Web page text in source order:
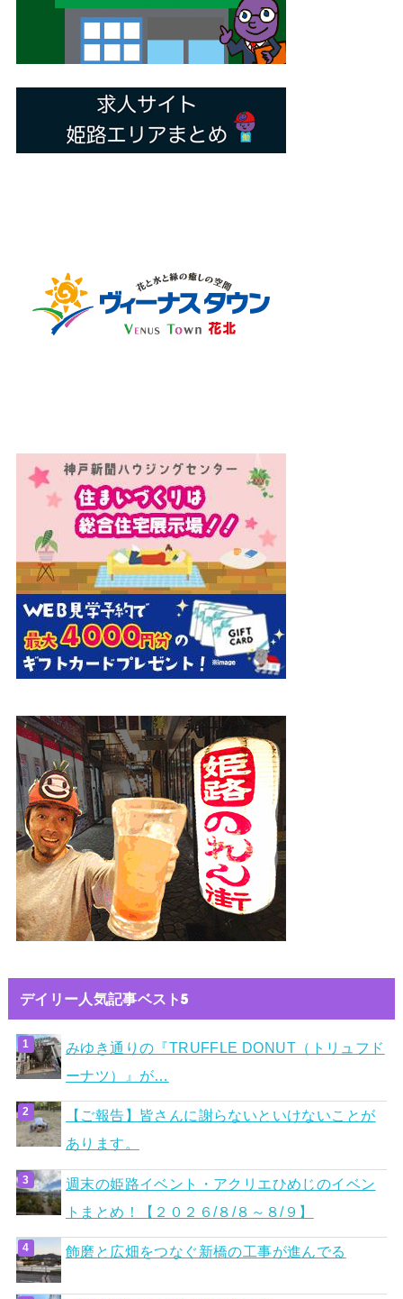
デイリー人気記事ベスト5
みゆき通りの『TRUFFLE DONUT（トリュフド
ーナツ）』が…
【ご報告】皆さんに謝らないといけないことが
あります。
週末の姫路イベント・アクリエひめじのイベン
トまとめ！【２０２６/８/８～８/９】
飾磨と広畑をつなぐ新橋の工事が進んでる